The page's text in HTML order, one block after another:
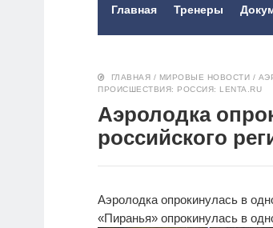
Главная Тренеры
ГЛАВНАЯ / МИРОВЫЕ НОВОСТИ /
ПРОИСШЕСТВИЯ: РОССИЯ: LENTA.RU
Аэролодка
российского
Аэролодка опрокинулась в
«Пиранья» опрокинулась в